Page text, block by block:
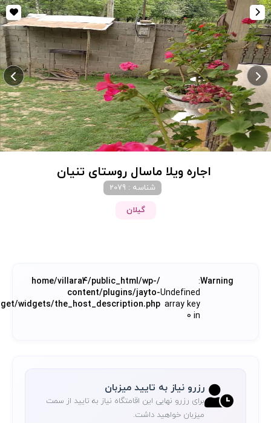
اجاره ویلا ماسال روستای تنیان
شناسه : 2079
گیلان
Warning
:
Undefined
array key
0 in
/home/villara4/public_html/wp-
content/plugins/jayto-
widgets/the_host_description.php
رزرو نیاز به تایید میزبان
برای رزرو نهایی این اقامتگاه نیاز به تایید از سمت
میزبان خواهید داشت.